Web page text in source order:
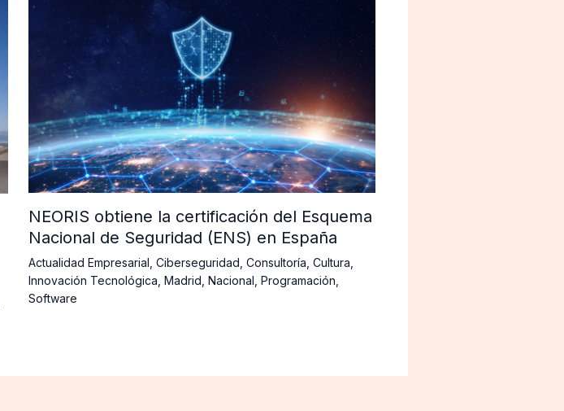
NEORIS obtiene la certificación del Esquema
Nacional de Seguridad (ENS) en España
Actualidad Empresarial Ciberseguridad Consultoría Cultura
Innovación Tecnológica Madrid Nacional Programación
Software